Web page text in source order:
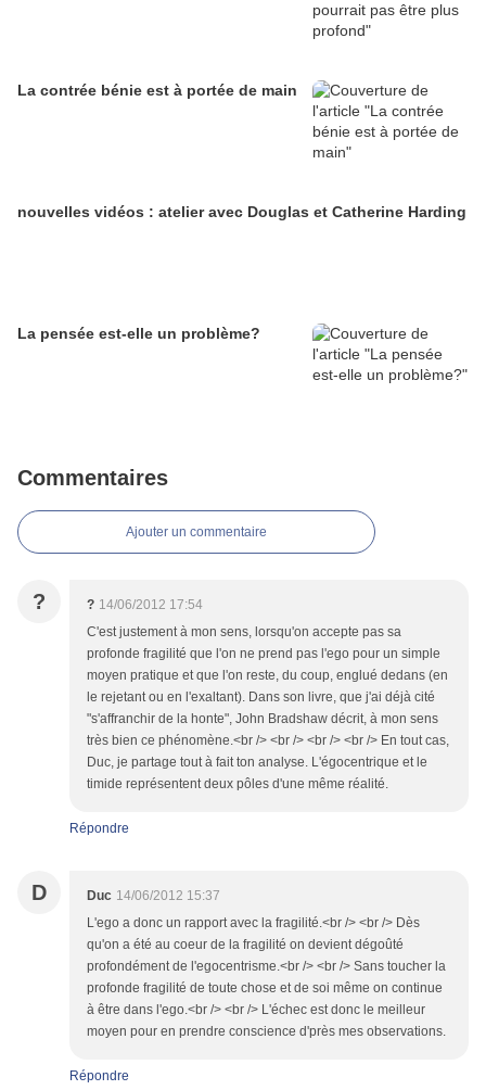
La contrée bénie est à portée de main
nouvelles vidéos : atelier avec Douglas et Catherine Harding
La pensée est-elle un problème?
Commentaires
Ajouter un commentaire
? ? 14/06/2012 17:54
C'est justement à mon sens, lorsqu'on accepte pas sa
profonde fragilité que l'on ne prend pas l'ego pour un simple
moyen pratique et que l'on reste, du coup, englué dedans (en
le rejetant ou en l'exaltant). Dans son livre, que j'ai déjà cité
"s'affranchir de la honte", John Bradshaw décrit, à mon sens
très bien ce phénomène.<br /> <br /> <br /> <br /> En tout cas,
Duc, je partage tout à fait ton analyse. L'égocentrique et le
timide représentent deux pôles d'une même réalité.
Répondre
D Duc 14/06/2012 15:37
L'ego a donc un rapport avec la fragilité.<br /> <br /> Dès
qu'on a été au coeur de la fragilité on devient dégoûté
profondément de l'egocentrisme.<br /> <br /> Sans toucher la
profonde fragilité de toute chose et de soi même on continue
à être dans l'ego.<br /> <br /> L'échec est donc le meilleur
moyen pour en prendre conscience d'près mes observations.
Répondre